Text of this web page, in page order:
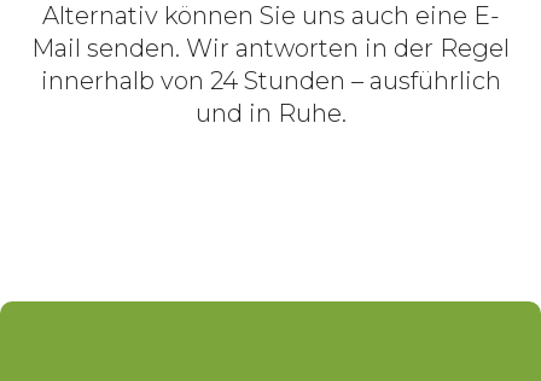
Alternativ können Sie uns auch eine E-
Mail senden. Wir antworten in der Regel
innerhalb von 24 Stunden – ausführlich
und in Ruhe.